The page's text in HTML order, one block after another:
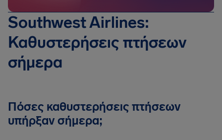
Southwest Airlines:
Καθυστερήσεις πτήσεων
σήμερα
Πόσες καθυστερήσεις πτήσεων
υπήρξαν σήμερα;